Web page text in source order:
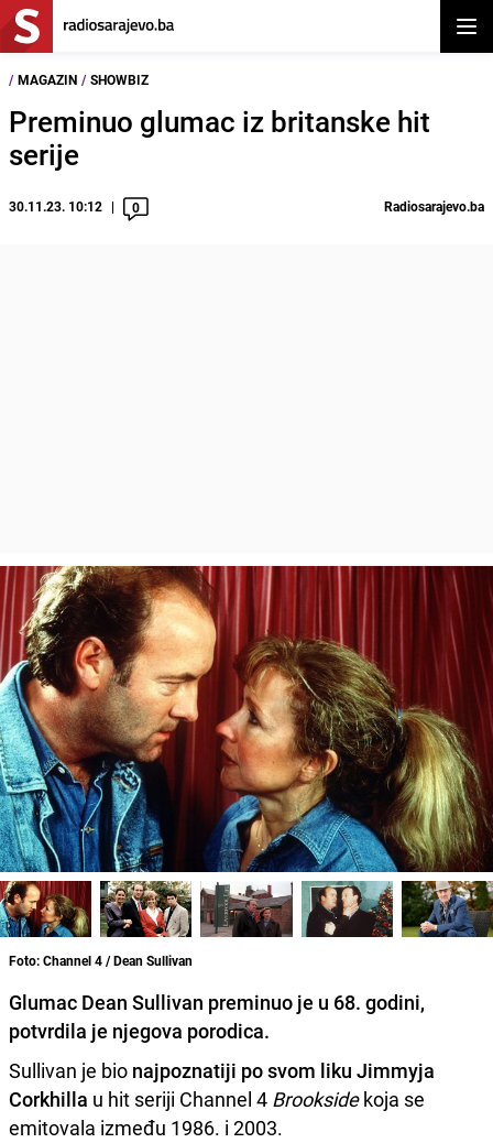
/ MAGAZIN / SHOWBIZ
Preminuo glumac iz britanske hit
serije
30.11.23. 10:12 0 Radiosarajevo.ba
Foto: Channel 4 / Dean Sullivan
Glumac Dean Sullivan preminuo je u 68. godini,
potvrdila je njegova porodica.
Sullivan je bio najpoznatiji po svom liku Jimmyja
Corkhilla u hit seriji Channel 4 Brooksidekoja se
emitovala između 1986. i 2003.